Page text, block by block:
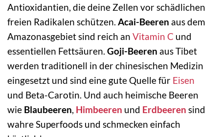
Antioxidantien, die deine Zellen vor schädlichen
freien Radikalen schützen. Acai-Beeren aus dem
Amazonasgebiet sind reich an Vitamin C und
essentiellen Fettsäuren. Goji-Beeren aus Tibet
werden traditionell in der chinesischen Medizin
eingesetzt und sind eine gute Quelle für Eisen
und Beta-Carotin. Und auch heimische Beeren
wie Blaubeeren, Himbeeren und Erdbeeren sind
wahre Superfoods und schmecken einfach